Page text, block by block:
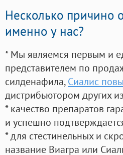
Несколько причино
именно у нас?
* Мы являемся первым и
представителем по
силденафила, Сиалис
дистрибьютором других
* качество препаратов
и успешно
* для стестинельных и
название Виагра или